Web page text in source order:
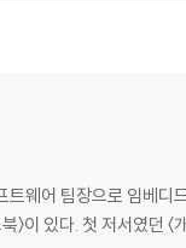
웨어 팀장으로 임베디
이 있다. 첫 저서였던